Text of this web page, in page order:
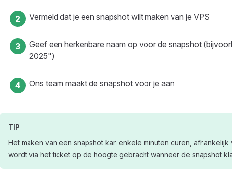
Vermeld dat je een snapshot wilt maken van je VPS
Geef een herkenbare naam op voor de snapshot
2025")
Ons team maakt de snapshot voor je aan
TIP
Het maken van een snapshot kan enkele minuten duren,
wordt via het ticket op de hoogte gebracht wanneer de snapshot